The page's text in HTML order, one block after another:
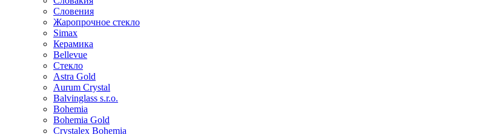
Словения
Жаропрочное стекло
Simax
Керамика
Bellevue
Стекло
Astra Gold
Aurum Crystal
Balvinglass s.r.o.
Bohemia
Bohemia Gold
Crystalex Bohemia